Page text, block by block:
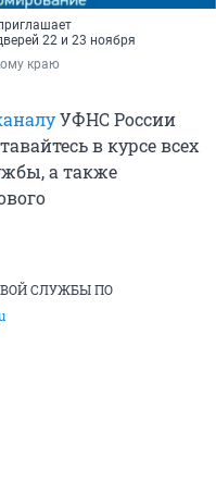
22 и 23 ноября
краю
УФНС России
в курсе всех
а также
СЛУЖБЫ ПО